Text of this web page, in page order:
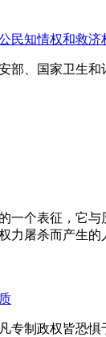
民知情权和救济
部、国家卫生
一个表征，它
屠杀而产生的
专制政权皆恐